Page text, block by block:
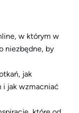
w którym w
niezbędne, by
jak
i jak wzmacniać